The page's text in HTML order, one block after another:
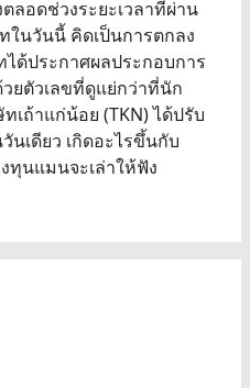
ลอดช่วงระยะเวลาที่ผ่าน
ในวันนี้ คิดเป็นการตกลง
ด้ประกาศผลประกอบการ
ยตัวเลขที่ดูแย่กว่าที่นัก
ถ้าแก่น้อย (TKN) ได้ปรับ
นเดียว เกิดอะไรขึ้นกับ
ทุนแมนจะเล่าให้ฟัง